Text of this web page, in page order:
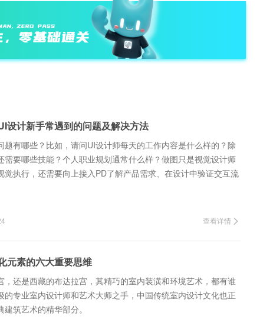
设计新手常遇到的问题及解决方法
题有哪些？比如，请问UI设计师每天的工作内容是什么样的？除
需要哪些技能？个人职业规划通常什么样？做图只是视觉设计师
觉执行，还需要向上接入PD了解产品需求、在设计中验证交互流
查看详情
元素的六大重要思维
，还是西藏的布达拉宫，其精巧的室内装潢和环境艺术，都有谁
的专业室内设计师和艺术大师之手，中国传统室内设计文化也正
筑艺术的精华部分。